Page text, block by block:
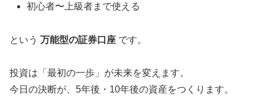
初心者〜上級者まで使える
という 万能型の証券口座 です。
投資は「最初の一歩」が未来を変えます。
今日の決断が、5年後・10年後の資産をつくります。